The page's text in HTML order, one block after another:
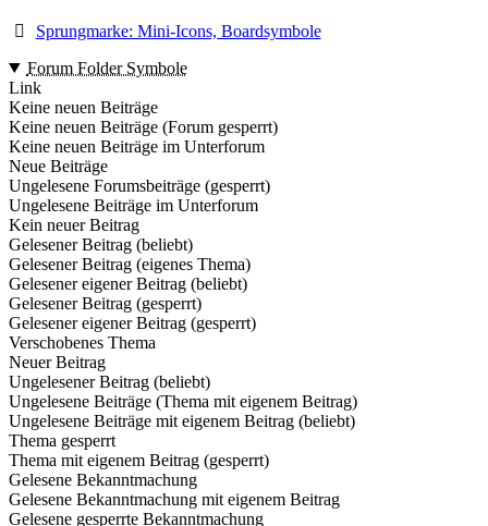
Sprungmarke: Mini-Icons, Boardsymbole
Forum Folder Symbole
Link
Keine neuen Beiträge
Keine neuen Beiträge (Forum gesperrt)
Keine neuen Beiträge im Unterforum
Neue Beiträge
Ungelesene Forumsbeiträge (gesperrt)
Ungelesene Beiträge im Unterforum
Kein neuer Beitrag
Gelesener Beitrag (beliebt)
Gelesener Beitrag (eigenes Thema)
Gelesener eigener Beitrag (beliebt)
Gelesener Beitrag (gesperrt)
Gelesener eigener Beitrag (gesperrt)
Verschobenes Thema
Neuer Beitrag
Ungelesener Beitrag (beliebt)
Ungelesene Beiträge (Thema mit eigenem Beitrag)
Ungelesene Beiträge mit eigenem Beitrag (beliebt)
Thema gesperrt
Thema mit eigenem Beitrag (gesperrt)
Gelesene Bekanntmachung
Gelesene Bekanntmachung mit eigenem Beitrag
Gelesene gesperrte Bekanntmachung